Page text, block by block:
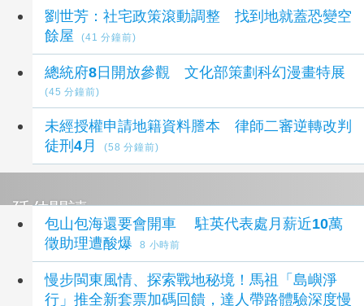
劉世芳：社宅政策滾動調整 找到地就蓋恐變空
餘屋
(41 分鐘前)
總統府8日開放參觀 文化部策劃科幻漫畫特展
(45 分鐘前)
未經授權申請地籍資料謄本 律師二審逆轉改判
徒刑4月
(58 分鐘前)
延伸閱讀
包山包海還要會開車 駐英代表處月薪近10萬
徵助理遭酸爆
8 小時前
慢步閩東風情、探索戰地秘境！馬祖「島嶼淨
行」推全新套票加碼回饋，達人帶路體驗深度慢